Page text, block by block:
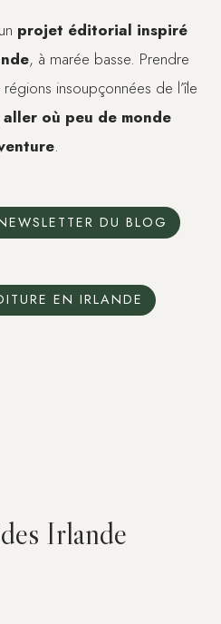
projet éditorial inspiré
, à marée basse. Prendre
insoupçonnées de l’île
aller où peu de monde
.
DU BLOG
EN IRLANDE
Irlande